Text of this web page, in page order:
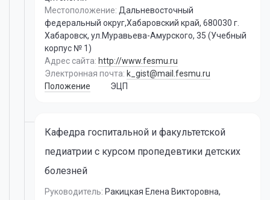
Местоположение: Дальневосточный
федеральный округ,Хабаровский край, 680030 г.
Хабаровск, ул.Муравьева-Амурского, 35 (Учебный
корпус № 1)
Адрес сайта: http://www.fesmu.ru
Электронная почта: k_gist@mail.fesmu.ru
Положение
ЭЦП
Кафедра госпитальной и факультетской
педиатрии с курсом пропедевтики детских
болезней
Руководитель: Ракицкая Елена Викторовна,